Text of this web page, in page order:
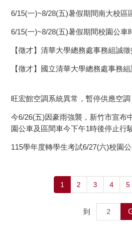
6/15(一)~8/28(五)暑假期間南大校區
6/15(一)~8/28(五)暑假期間校園公車
【徵才】清華大學總務處事務組誠
【徵才】國立清華大學總務處事務
旺宏館空調系統異常，暫停供應空調
今6/26(五)因豪雨強襲，新竹市宣布
園公車及區間車今下午1時後停止行駛
115學年度轉學生考試6/27(六)校園
1 2 3 4 5
到